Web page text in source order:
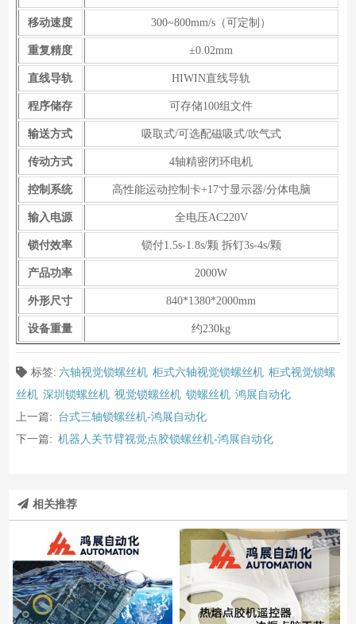
移动速度 300~800mm/s（可定制）
重复精度 ±0.02mm
直线导轨 HIWIN直线导轨
程序储存 可存储100组文件
输送方式 吸取式/可选配磁吸式/吹气式
传动方式 4轴精密闭环电机
控制系统 高性能运动控制卡+17寸显示器/分体电脑
输入电源 全电压AC220V
锁付效率 锁付1.5s-1.8s/颗 拆钉3s-4s/颗
产品功率 2000W
外形尺寸 840*1380*2000mm
设备重量 约230kg
标签: 六轴视觉锁螺丝机 柜式六轴视觉锁螺丝机 柜式视觉锁螺
丝机 深圳锁螺丝机 视觉锁螺丝机 锁螺丝机 鸿展自动化
上一篇: 台式三轴锁螺丝机-鸿展自动化
下一篇: 机器人关节臂视觉点胶锁螺丝机-鸿展自动化
相关推荐